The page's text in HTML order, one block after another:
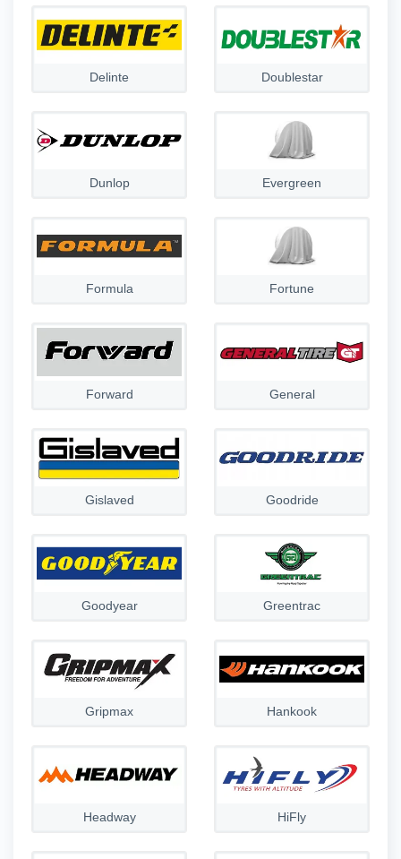
Delinte Doublestar
Dunlop Evergreen
Formula Fortune
Forward General
Gislaved Goodride
Goodyear Greentrac
Gripmax Hankook
Headway HiFly